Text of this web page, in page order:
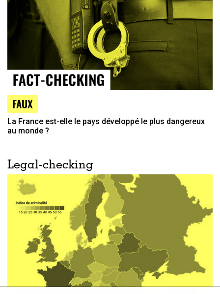
FAUX
La France est-elle le pays développé le plus dangereux
au monde ?
Legal-checking